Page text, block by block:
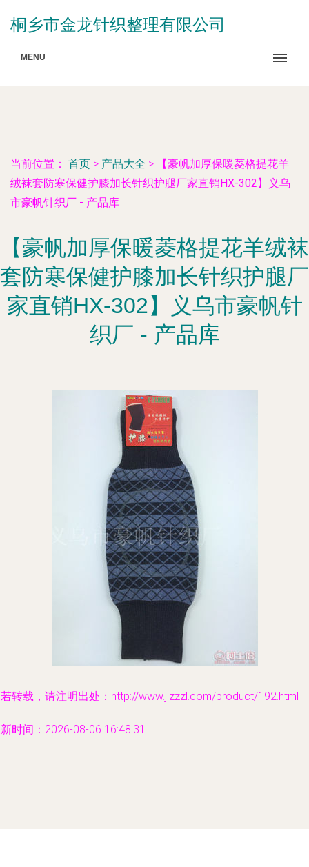
桐乡市金龙针织整理有限公司
MENU
当前位置： 首页 > 产品大全 >
【豪帆加厚保暖菱格提花羊
绒袜套防寒保健护膝加长针织护腿厂家直销HX-302】义乌
市豪帆针织厂 - 产品库
【豪帆加厚保暖菱格提花羊绒袜
套防寒保健护膝加长针织护腿厂
家直销HX-302】义乌市豪帆针
织厂 - 产品库
转载，请注明出处：http://www.jlzzzl.com/product/192.html
时间：2026-08-06 16:48:31